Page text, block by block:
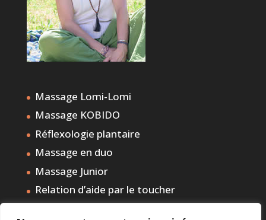
Massage Lomi-Lomi
Massage KOBIDO
Réflexologie plantaire
Massage en duo
Massage Junior
Relation d’aide par le toucher